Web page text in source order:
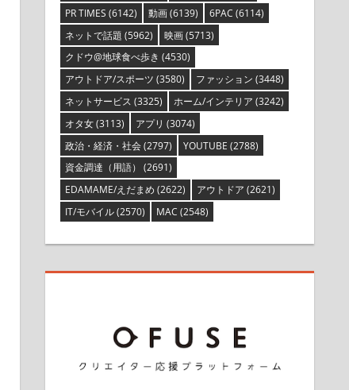
PR TIMES (6142) 動画(6139) 6PAC (6114)
ネットで話題 (5962) 映画(5713)
クドウ@地球食べ歩き (4530)
アウトドア/スポーツ (3580) ファッション (3448)
ネットサービス (3325) ホーム/インテリア (3242)
オタ女(3113) アプリ (3074)
政治・経済・社会(2797) YOUTUBE (2788)
資金調達（用語） (2691)
EDAMAME/えだまめ (2622) アウトドア (2621)
IT/モバイル(2570) MAC (2548)